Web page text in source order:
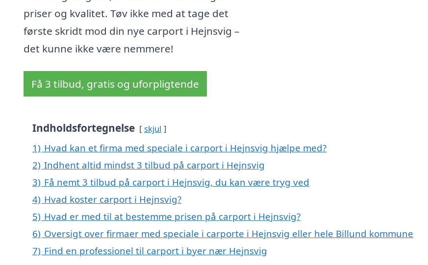
priser og kvalitet. Tøv ikke med at tage det
første skridt mod din nye carport i Hejnsvig –
det kunne ikke være nemmere!
Få 3 tilbud, gratis og uforpligtende
Indholdsfortegnelse skjul
1) Hvad kan et firma med speciale i carport i Hejnsvig hjælpe med?
2) Indhent altid mindst 3 tilbud på carport i Hejnsvig
3) Få nemt 3 tilbud på carport i Hejnsvig, du kan være tryg ved
4) Hvad koster carport i Hejnsvig?
5) Hvad er med til at bestemme prisen på carport i Hejnsvig?
6) Oversigt over firmaer med speciale i carporte i Hejnsvig eller hele Billund kommune
7) Find en professionel til carport i byer nær Hejnsvig